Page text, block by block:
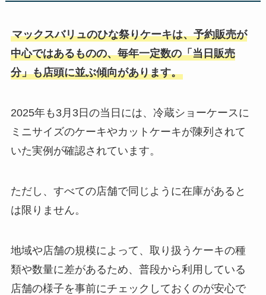
マックスバリュのひな祭りケーキは、予約販売が
中心ではあるものの、毎年一定数の「当日販売
分」も店頭に並ぶ傾向があります。
2025年も3月3日の当日には、冷蔵ショーケースに
ミニサイズのケーキやカットケーキが陳列されて
いた実例が確認されています。
ただし、すべての店舗で同じように在庫があると
は限りません。
地域や店舗の規模によって、取り扱うケーキの種
類や数量に差があるため、普段から利用している
店舗の様子を事前にチェックしておくのが安心で